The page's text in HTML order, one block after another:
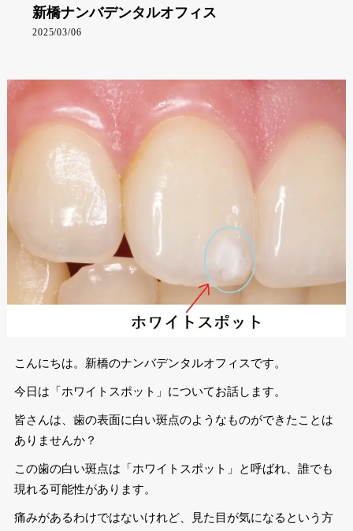
新橋ナンバデンタルオフィス
2025/03/06
こんにちは。新橋のナンバデンタルオフィスです。
今日は「ホワイトスポット」についてお話します。
皆さんは、歯の表面に白い斑点のようなものができたことは
ありませんか？
この歯の白い斑点は「ホワイトスポット」と呼ばれ、誰でも
現れる可能性があります。
痛みがあるわけではないけれど、見た目が気になるという方